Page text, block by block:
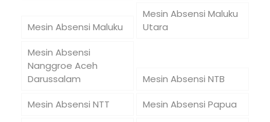
Mesin Absensi Maluku
Mesin Absensi Maluku
Utara
Mesin Absensi
Nanggroe Aceh
Darussalam
Mesin Absensi NTB
Mesin Absensi NTT
Mesin Absensi Papua